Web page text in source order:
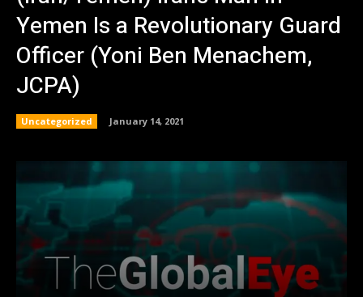
Yemen Is a Revolutionary Guard
Officer (Yoni Ben Menachem,
JCPA)
Uncategorized January 14, 2021